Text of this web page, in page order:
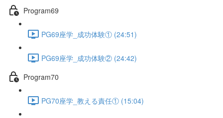
Program69
PG69座学_成功体験① (24:51)
PG69座学_成功体験② (24:42)
Program70
PG70座学_教える責任① (15:04)